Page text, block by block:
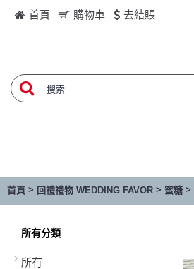
首頁 購物車 去結賬
首頁 > 回禮禮物 WEDDING FAVOR > 蜜糖 >
所有分類
所有